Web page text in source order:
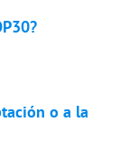
o a la